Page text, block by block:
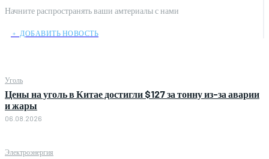
Начните распространять ваши амтериалы с нами
﹢ ДОБАВИТЬ НОВОСТЬ
Уголь
Цены на уголь в Китае достигли $127 за тонну из-за аварии
и жары
06.08.2026
Электроэнергия